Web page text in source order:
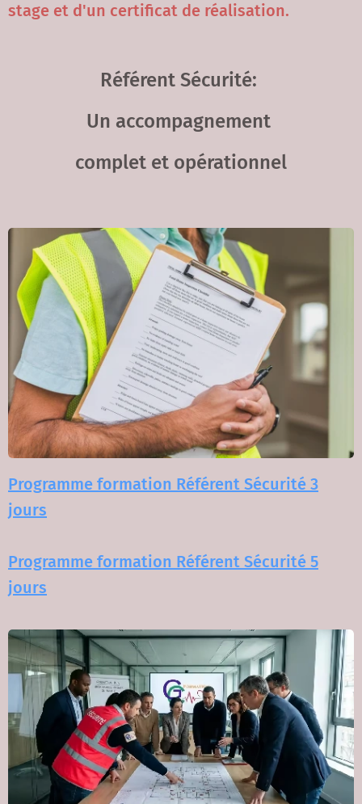
stage et d'un certificat de réalisation.
Référent Sécurité:
Un accompagnement
complet et opérationnel
Programme formation Référent Sécurité 3
jours
Programme formation Référent Sécurité 5
jours